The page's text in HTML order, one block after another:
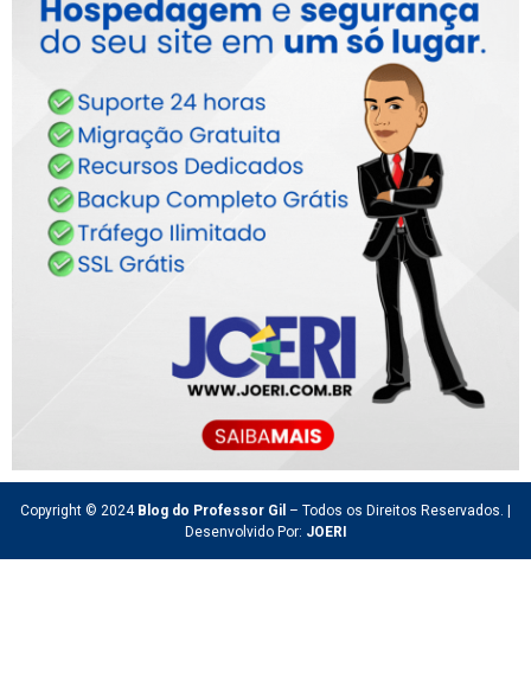
Copyright © 2024 Blog do Professor Gil – Todos os Direitos Reservados. |
Desenvolvido Por: JOERI